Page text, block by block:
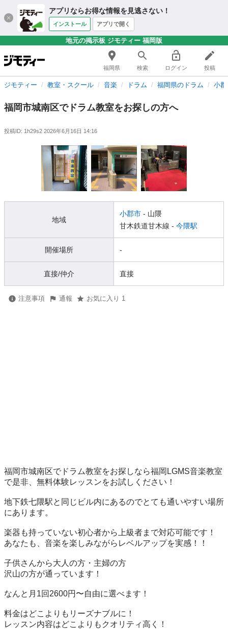
アプリならお得な情報を見逃さない！
インストール アプリで開く
地元の掲示板 ジモティー 福岡版
福岡県 検索 ログイン 投稿
ジモティー 教室・スクール 音楽 ドラム 福岡県のドラム 小
福岡市城南区でドラム教室をお探しの方へ
投稿ID: 1h29s2 2026年6月16日 14:16
地域
小郡市 - 山隈
甘木鉄道甘木線 - 今隈駅
開催場所 -
直接/仲介 直接
注意事項 通報 お気に入り 1
福岡市城南区でドラム教室をお探しなら福岡LGMS音楽教室
で是非、無料体験レッスンをお試しください！
地下鉄七隈駅と同じビル内にあるのでとても通いやすい場所
にあります。
楽器も持っていない初心者から上級者まで対応可能です！
あなたも、音楽を楽しみながらレベルアップを実感！！
子供さんから大人の方・主婦の方
沢山の方が通っています！
なんと月1回2600円〜自由に選べます！
料金はどこよりもリーズナブルに！
レッスン内容はどこよりもクオリティ高く！